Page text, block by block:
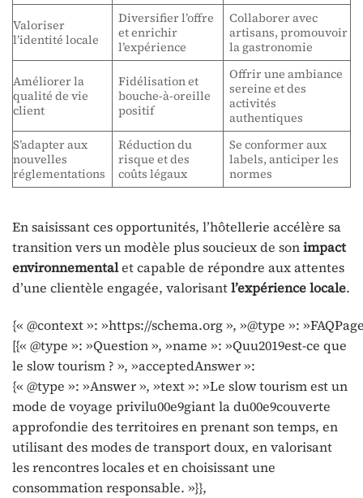
Valoriser
l’identité locale
Diversifier l’offre
et enrichir
l’expérience
Collaborer avec
artisans, promouvoir
la gastronomie
Améliorer la
qualité de vie
client
Fidélisation et
bouche-à-oreille
positif
Offrir une ambiance
sereine et des
activités
authentiques
S’adapter aux
nouvelles
réglementations
Réduction du
risque et des
coûts légaux
Se conformer aux
labels, anticiper les
normes
En saisissant ces opportunités, l’hôtellerie accélère sa
transition vers un modèle plus soucieux de sonimpact
environnementalet capable de répondre aux attentes
d’une clientèle engagée, valorisantl’expérience locale.
{« @context »: »https://schema.org », »@type »:
[{« @type »: »Question », »name »: »Quu2019est-ce que
le slow tourism ? », »acceptedAnswer »:
{« @type »: »Answer », »text »: »Le slow tourism est un
mode de voyage privilu00e9giant la du00e9couverte
approfondie des territoires en prenant son temps, en
utilisant des modes de transport doux, en valorisant
les rencontres locales et en choisissant une
consommation responsable. »}},